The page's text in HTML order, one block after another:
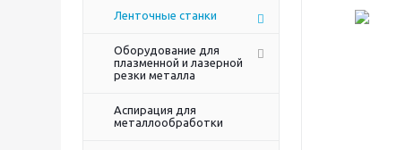
Ленточные станки
Оборудование для
плазменной и лазерной
резки металла
Аспирация для
металлообработки